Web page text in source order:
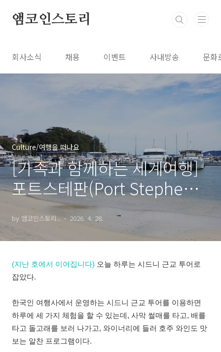
앰코인스토리
회사소식 채용 이벤트 사내방송 문화
Culture/여행을 떠나요
[가족과 함께하는 세계여행]
포트스테판(Port Stephens)
투어와 달링 하버!
by 앰코인스토리.. 2026. 4. 28.
(지난 호에서 이어집니다) 오늘 하루는 시드니 근교 투어로
잡았다.
한국인 여행사에서 운영하는 시드니 근교 투어를 이용하면
하루에 세 가지 체험을 할 수 있는데, 사막 썰매를 타고, 배를
타고 돌고래를 보러 나가고, 와이너리에 들러 호주 와인도 맛
보는 알찬 프로그램이다.